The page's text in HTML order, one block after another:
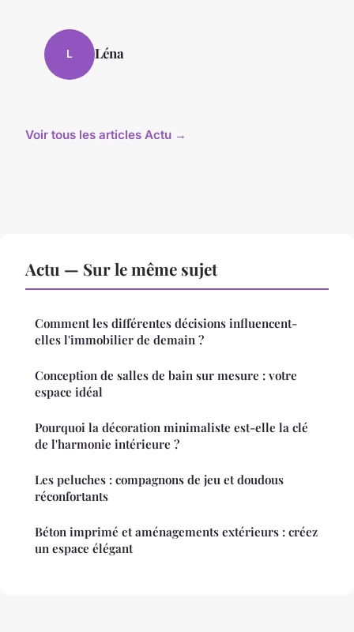
L Léna
Voir tous les articles Actu →
Actu — Sur le même sujet
Comment les différentes décisions influencent-
elles l'immobilier de demain ?
Conception de salles de bain sur mesure : votre
espace idéal
Pourquoi la décoration minimaliste est-elle la clé
de l'harmonie intérieure ?
Les peluches : compagnons de jeu et doudous
réconfortants
Béton imprimé et aménagements extérieurs : créez
un espace élégant